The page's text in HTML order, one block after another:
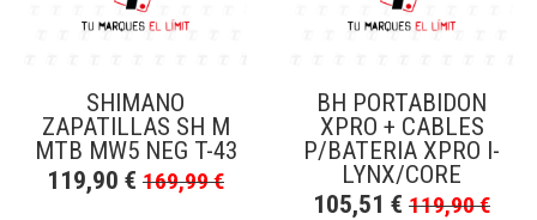
SHIMANO
ZAPATILLAS SH M
MTB MW5 NEG T-43
119,90 € 169,99€
BH PORTABIDON
XPRO + CABLES
P/BATERIA XPRO I-
LYNX/CORE
105,51 € 119,90€